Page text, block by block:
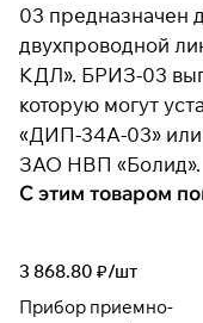
03 предназначен
двухпроводной
КДЛ». БРИЗ-03
которую могут
«ДИП-34А-03»
ЗАО НВП «Болид».
С этим товаром
3 868.80 ₽/шт
Прибор приемно-